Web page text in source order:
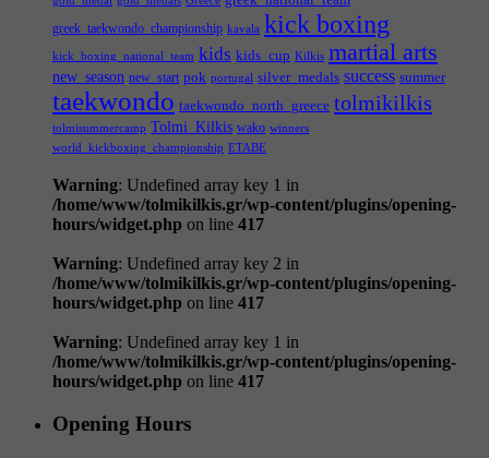
greek_taekwondo_championship kavala kick boxing
kick_boxing_national_team kids kids_cup Kilkis martial arts
new_season new_start pok portugal silver_medals success summer
taekwondo taekwondo_north_greece tolmikilkis
tolmisummercamp Tolmi_Kilkis wako winners
world_kickboxing_championship ΕΤΑΒΕ
Warning: Undefined array key 1 in
/home/www/tolmikilkis.gr/wp-content/plugins/opening-
hours/widget.php on line 417
Warning: Undefined array key 2 in
/home/www/tolmikilkis.gr/wp-content/plugins/opening-
hours/widget.php on line 417
Warning: Undefined array key 1 in
/home/www/tolmikilkis.gr/wp-content/plugins/opening-
hours/widget.php on line 417
Opening Hours